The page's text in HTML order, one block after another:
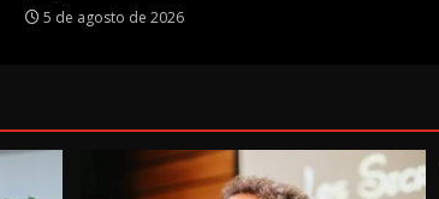
5 de agosto de 2026